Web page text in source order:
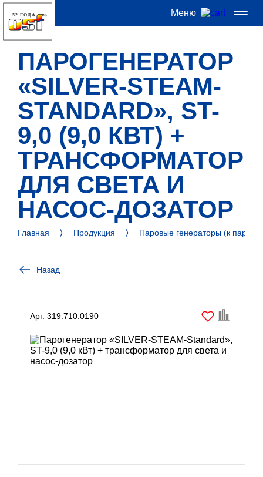
52 ГОДА Меню
ПАРОГЕНЕРАТОР
«SILVER-STEAM-
STANDARD», ST-
9,0 (9,0 КВТ) +
ТРАНСФОРМАТОР
ДЛЯ СВЕТА И
НАСОС-ДОЗАТОР
Главная Продукция Паровые генераторы (к
Назад
Арт. 319.710.0190